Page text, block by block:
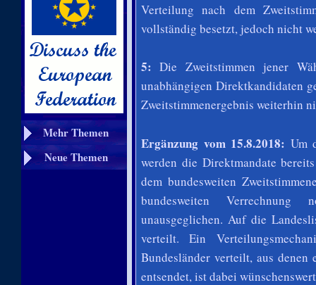
Mehr Themen
Neue Themen
Verteilung nach dem
vollständig besetzt, jedoch nicht
5: Die Zweitstimmen jener
unabhängigen Direktkandidaten
Zweitstimmenergebnis weiterhin
Ergänzung vom 15.8.2018: Um
werden die Direktmandate
dem bundesweiten
bundesweiten Verrechnung
unausgeglichen. Auf die
verteilt. Ein
Bundesländer verteilt, aus
entsendet, ist dabei